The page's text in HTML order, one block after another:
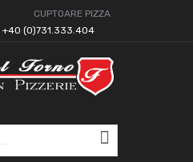
CUPTOARE PIZZA
+40 (0)731.333.404